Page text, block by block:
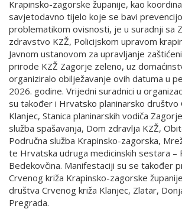
Krapinsko-zagorske županije, kao
savjetodavno tijelo koje se bavi
problematikom ovisnosti, je u suradnji sa
zdravstvo KZŽ, Policijskom upravom
Javnom ustanovom za upravljanje
prirode KZŽ Zagorje zeleno, uz
organiziralo obilježavanje ovih datuma u
2026. godine. Vrijedni suradnici u
su također i Hrvatsko planinarsko društvo
Klanjec, Stanica planinarskih vodiča
služba spašavanja, Dom zdravlja KZŽ,
Područna služba Krapinsko-zagorska,
te Hrvatska udruga medicinskih sestara –
Bedekovčina. Manifestaciji su se također
Crvenog križa Krapinsko-zagorske
društva Crvenog križa Klanjec, Zlatar,
Pregrada.